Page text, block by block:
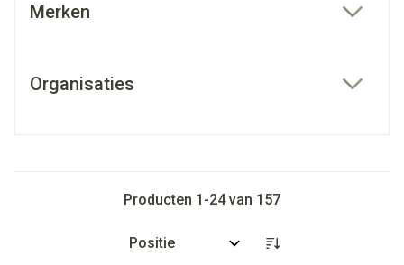
Merken
Organisaties
Producten 1 -24van 157
Sorteer op: